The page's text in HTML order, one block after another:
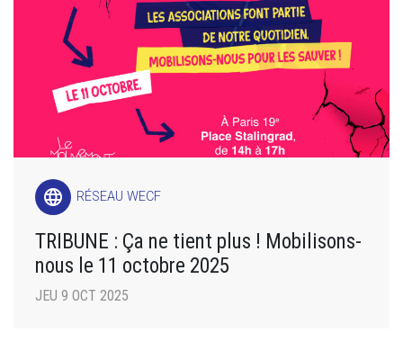
language RÉSEAU WECF
TRIBUNE : Ça ne tient plus ! Mobilisons-
nous le 11 octobre 2025
JEU 9 OCT 2025